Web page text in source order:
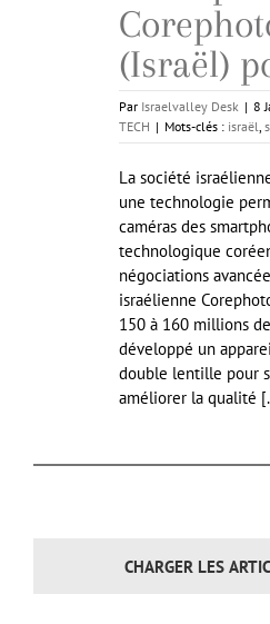
(Israël)
Par Israelvalley Desk | 8
TECH | Mots-clés : israël
La société
une technologie
caméras des
technologique
négociations
israélienne
150 à 160 millions
développé un
double lentille pour
améliorer la qualité
CHARGER LES